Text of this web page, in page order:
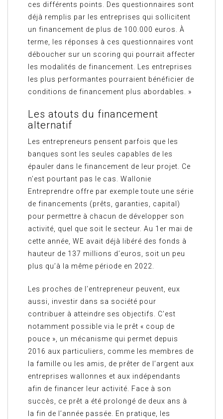
ces différents points. Des questionnaires sont
déjà remplis par les entreprises qui sollicitent
un financement de plus de 100.000 euros. À
terme, les réponses à ces questionnaires vont
déboucher sur un scoring qui pourrait affecter
les modalités de financement. Les entreprises
les plus performantes pourraient bénéficier de
conditions de financement plus abordables. »
Les atouts du financement
alternatif
Les entrepreneurs pensent parfois que les
banques sont les seules capables de les
épauler dans le financement de leur projet. Ce
n’est pourtant pas le cas. Wallonie
Entreprendre offre par exemple toute une série
de financements (prêts, garanties, capital)
pour permettre à chacun de développer son
activité, quel que soit le secteur. Au 1er mai de
cette année, WE avait déjà libéré des fonds à
hauteur de 137 millions d’euros, soit un peu
plus qu’à la même période en 2022.
Les proches de l’entrepreneur peuvent, eux
aussi, investir dans sa société pour
contribuer à atteindre ses objectifs. C’est
notamment possible via le prêt « coup de
pouce », un mécanisme qui permet depuis
2016 aux particuliers, comme les membres de
la famille ou les amis, de prêter de l’argent aux
entreprises wallonnes et aux indépendants
afin de financer leur activité. Face à son
succès, ce prêt a été prolongé de deux ans à
la fin de l’année passée. En pratique, les